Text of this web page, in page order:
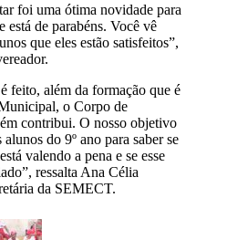
foi uma ótima novidade para
está de parabéns. Você vê
que eles estão satisfeitos”,
feito, além da formação que é
o Corpo de
contribui. O nosso objetivo
do 9º ano para saber se
valendo a pena e se esse
ressalta Ana Célia
da SEMECT.